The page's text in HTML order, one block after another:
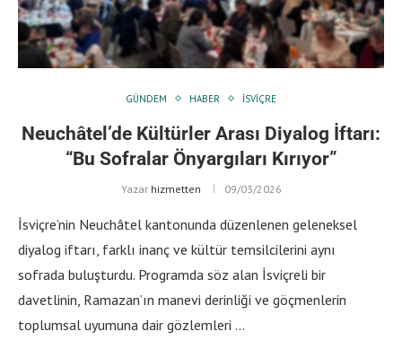
GÜNDEM HABER İSVIÇRE
Neuchâtel’de Kültürler Arası Diyalog İftarı:
“Bu Sofralar Önyargıları Kırıyor”
Yazar hizmetten 09/03/2026
İsviçre’nin Neuchâtel kantonunda düzenlenen geleneksel
diyalog iftarı, farklı inanç ve kültür temsilcilerini aynı
sofrada buluşturdu. Programda söz alan İsviçreli bir
davetlinin, Ramazan’ın manevi derinliği ve göçmenlerin
toplumsal uyumuna dair gözlemleri …